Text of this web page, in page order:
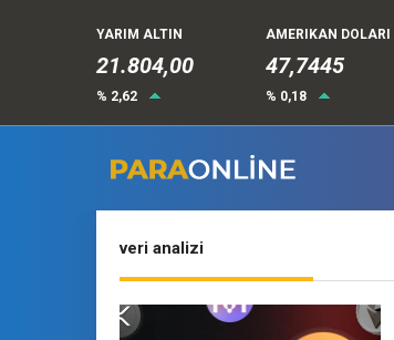
YARIM ALTIN
21.804,00
% 2,62
AMERIKAN DOLARI
47,7445
% 0,18
veri analizi